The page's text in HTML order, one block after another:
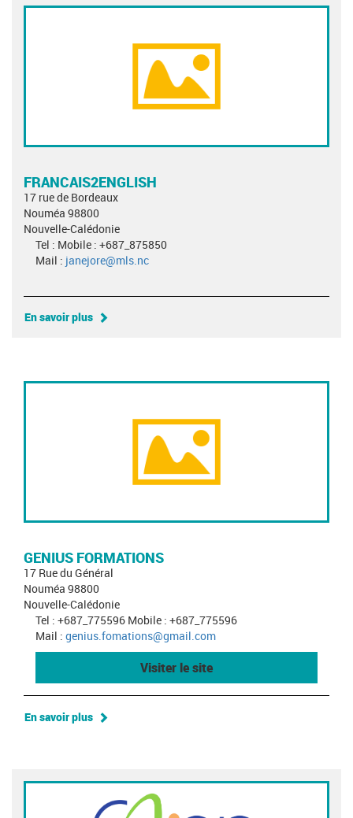
FRANCAIS2ENGLISH
17 rue de Bordeaux
Nouméa 98800
Nouvelle-Calédonie
Tel : Mobile : +687_875850
Mail : janejore@mls.nc
En savoir plus
GENIUS FORMATIONS
17 Rue du Général
Nouméa 98800
Nouvelle-Calédonie
Tel : +687_775596 Mobile : +687_775596
Mail : genius.fomations@gmail.com
Visiter le site
En savoir plus